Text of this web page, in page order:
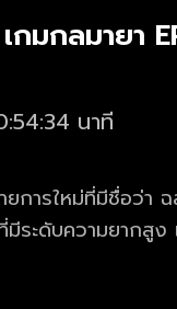
กมกลมายา
นาที
การใหม่ที่มีชื่อว่า
ระดับความยากสู
กาศครั้งแรกก็มีผู้ที่